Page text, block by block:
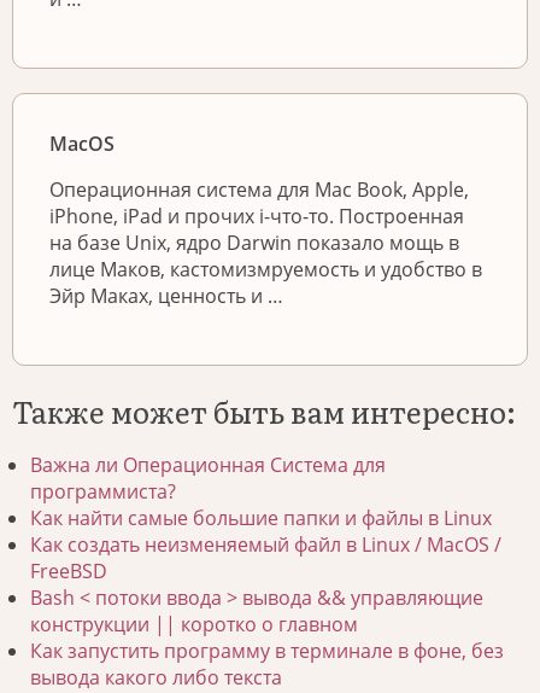
MacOS
Операционная система для Mac Book, Apple,
iPhone, iPad и прочих i-что-то. Построенная
на базе Unix, ядро Darwin показало мощь в
лице Маков, кастомизмруемость и удобство в
Эйр Маках, ценность и …
Также может быть вам интересно:
Важна ли Операционная Система для
программиста?
Как найти самые большие папки и файлы в Linux
Как создать неизменяемый файл в Linux / MacOS /
FreeBSD
Bash < потоки ввода > вывода && управляющие
конструкции || коротко о главном
Как запустить программу в терминале в фоне, без
вывода какого либо текста